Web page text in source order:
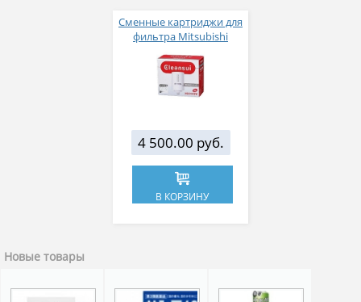
Сменные картриджи для
фильтра Mitsubishi
Сleansui 2 шт
4 500.00 руб.
В КОРЗИНУ
Новые товары